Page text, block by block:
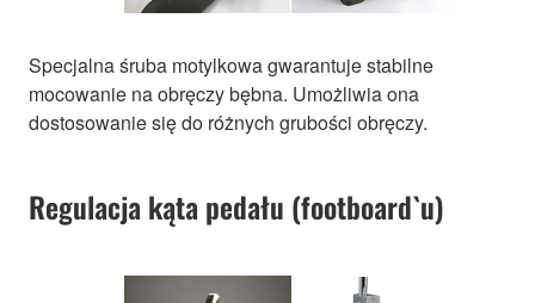
Specjalna śruba motylkowa gwarantuje stabilne
mocowanie na obręczy bębna. Umożliwia ona
dostosowanie się do różnych grubości obręczy.
Regulacja kąta pedału (footboard`u)